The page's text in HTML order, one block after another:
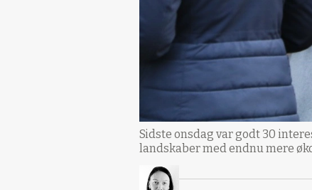
Sidste onsdag var godt 30
landskaber med endnu mere